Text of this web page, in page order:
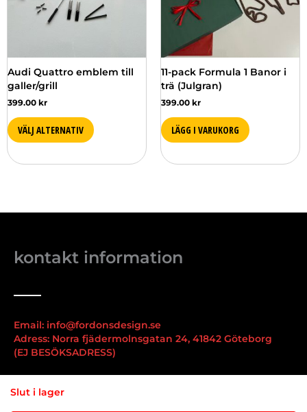
Slut i lager
Audi Quattro emblem till
galler/grill
399.00 kr
VÄLJ ALTERNATIV
på
produktsidan
11-pack Formula 1 Banor i
trä (Julgran)
399.00 kr
LÄGG I VARUKORG
kontakt information
Email: info@fordonsdesign.se
Adress: Norra fjädermolnsgatan 24, 41842 Göteborg
(EJ BESÖKSADRESS)
viktiga länkar